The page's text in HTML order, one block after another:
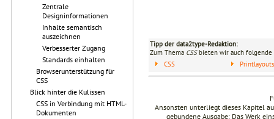
Zentrale
Designinformationen
Inhalte semantisch
auszeichnen
Verbesserter Zugang
Standards einhalten
Browserunterstützung für
CSS
Blick hinter die Kulissen
CSS in Verbindung mit HTML-
Dokumenten
Tipp der data2type-Redaktion:
Zum Thema CSSbieten wir auch folgende
CSS
Ansonsten unterliegt dieses Kapitel
gebundene Ausgabe: Das Werk